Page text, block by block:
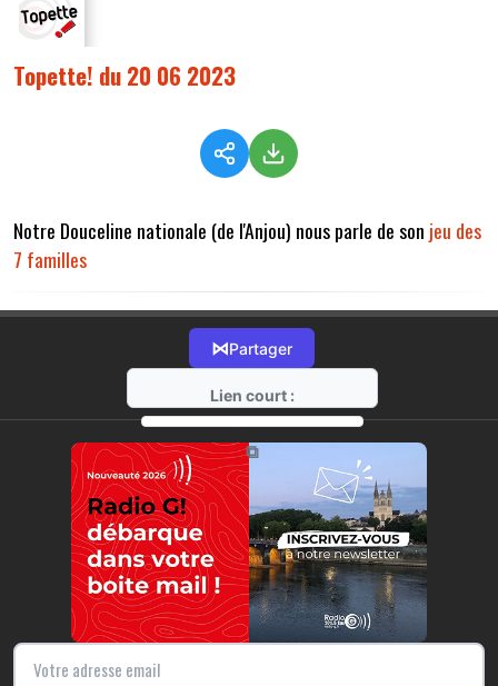
Topette! du 20 06 2023
Notre Douceline nationale (de l'Anjou) nous parle de son jeu des
7 familles
⋈Partager
Lien court :
https://radio-g.fr?11891
⧉